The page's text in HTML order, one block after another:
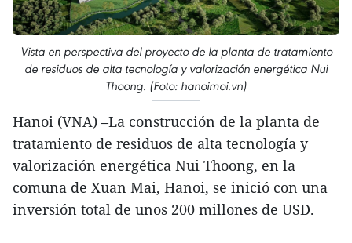
Vista en perspectiva del proyecto de la planta de tratamiento
de residuos de alta tecnología y valorización energética Nui
Thoong. (Foto: hanoimoi.vn)
Hanoi (VNA) –La construcción de la planta de
tratamiento de residuos de alta tecnología y
valorización energética Nui Thoong, en la
comuna de Xuan Mai, Hanoi, se inició con una
inversión total de unos 200 millones de USD.